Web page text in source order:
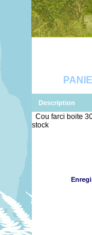
Description
Cou farci boite
stock